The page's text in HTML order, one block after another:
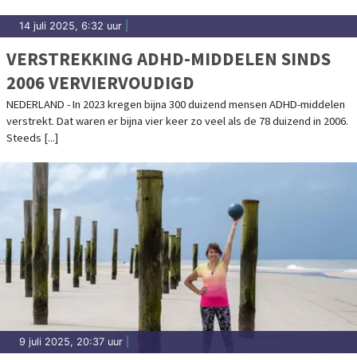
14 juli 2025, 6:32 uur
VERSTREKKING ADHD-MIDDELEN SINDS
2006 VERVIERVOUDIGD
NEDERLAND - In 2023 kregen bijna 300 duizend mensen ADHD-middelen
verstrekt. Dat waren er bijna vier keer zo veel als de 78 duizend in 2006.
Steeds [...]
9 juli 2025, 20:37 uur